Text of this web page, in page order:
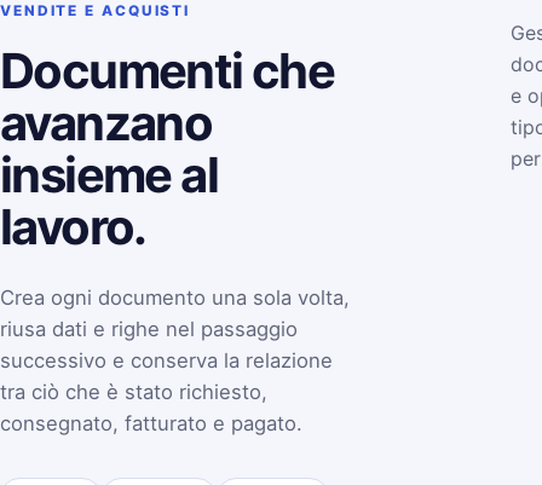
VENDITE E ACQUISTI
Documenti che
avanzano
insieme al
lavoro.
Crea ogni documento una sola volta,
riusa dati e righe nel passaggio
successivo e conserva la relazione
tra ciò che è stato richiesto,
consegnato, fatturato e pagato.
e